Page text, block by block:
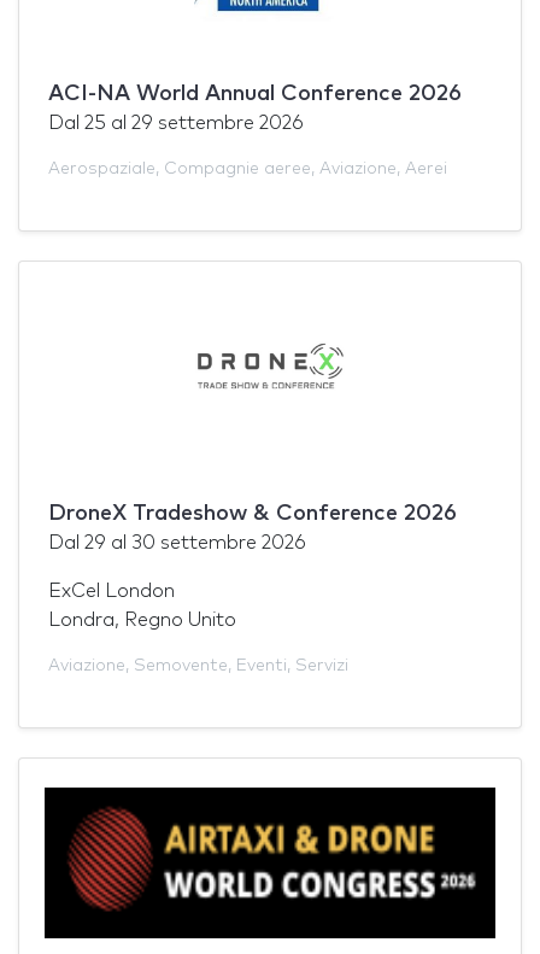
ACI-NA World Annual Conference 2026
Dal 25 al 29 settembre 2026
Aerospaziale, Compagnie aeree, Aviazione, Aerei
DroneX Tradeshow & Conference 2026
Dal 29 al 30 settembre 2026
ExCel London
Londra, Regno Unito
Aviazione, Semovente, Eventi, Servizi